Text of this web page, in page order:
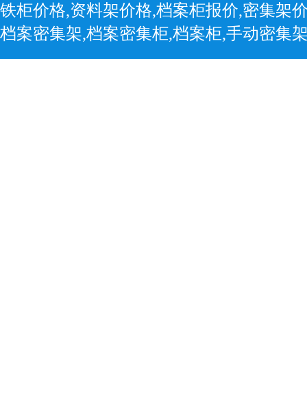
铁柜价格,资料架价格,档案柜报价,密集架
档案密集架,档案密集柜,档案柜,手动密集